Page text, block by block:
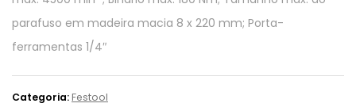
parafuso em madeira macia 8 x 220 mm; Porta-
ferramentas 1/4″
Categoria: Festool